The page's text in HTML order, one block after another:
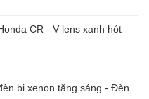
CR - V lens xanh hót
bi xenon tăng sáng - Đèn